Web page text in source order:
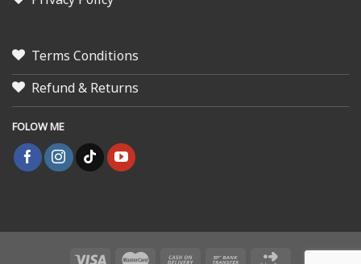
Terms Conditions
Refund & Returns
FOLOW ME